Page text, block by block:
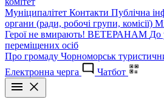
Муніципалітет Контакти Публічна
органи (ради, робочі групи, комісії)
Герої не вмирають! ВЕТЕРАНАМ До
переміщених осіб
Про громаду Чорноморськ
Електронна черга
Чатбот